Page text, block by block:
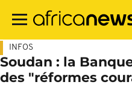
contenu
INFOS
Soudan : la
des "réformes